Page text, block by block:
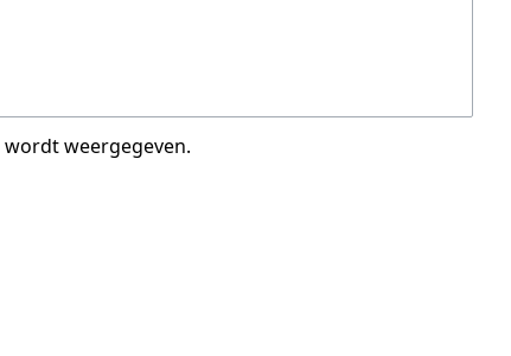
weergegeven.